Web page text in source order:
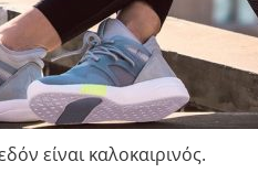
είναι καλοκαιρινός.